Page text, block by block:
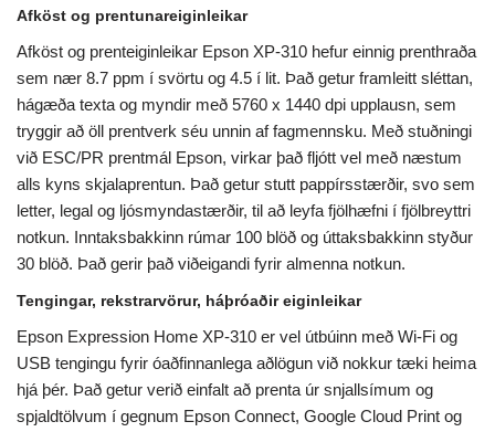
Afköst og prentunareiginleikar
Afköst og prenteiginleikar Epson XP-310 hefur einnig prenthraða
sem nær 8.7 ppm í svörtu og 4.5 í lit. Það getur framleitt sléttan,
hágæða texta og myndir með 5760 x 1440 dpi upplausn, sem
tryggir að öll prentverk séu unnin af fagmennsku. Með stuðningi
við ESC/PR prentmál Epson, virkar það fljótt vel með næstum
alls kyns skjalaprentun. Það getur stutt pappírsstærðir, svo sem
letter, legal og ljósmyndastærðir, til að leyfa fjölhæfni í fjölbreyttri
notkun. Inntaksbakkinn rúmar 100 blöð og úttaksbakkinn styður
30 blöð. Það gerir það viðeigandi fyrir almenna notkun.
Tengingar, rekstrarvörur, háþróaðir eiginleikar
Epson Expression Home XP-310 er vel útbúinn með Wi-Fi og
USB tengingu fyrir óaðfinnanlega aðlögun við nokkur tæki heima
hjá þér. Það getur verið einfalt að prenta úr snjallsímum og
spjaldtölvum í gegnum Epson Connect, Google Cloud Print og